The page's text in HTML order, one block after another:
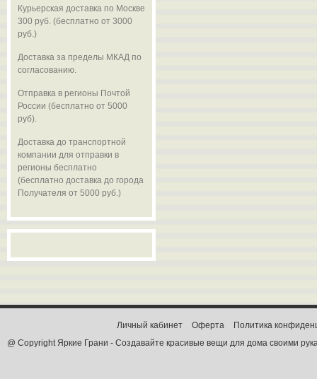
Курьерская доставка по Москве
300 руб. (бесплатно от 3000
руб.)
Доставка за пределы МКАД по
согласованию.
Отправка в регионы Почтой
России (бесплатно от 5000
руб).
Доставка до транспортной
компании для отправки в
регионы бесплатно
(бесплатно доставка до города
Получателя от 5000 руб.)
@ Copyright Яркие Грани - Создавайте красивые вещи для дома своими
Личный кабинет Оферта Политика